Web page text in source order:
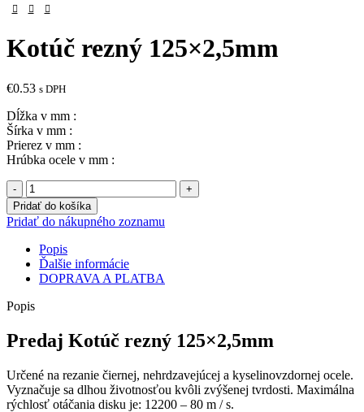
Kotúč rezný 125×2,5mm
€0.53 s DPH
Dĺžka v mm :
Šírka v mm :
Prierez v mm :
Hrúbka ocele v mm :
množstvo
Kotúč
rezný
125x2,5mm
Pridať do košíka
Pridať do nákupného zoznamu
Popis
Ďalšie informácie
DOPRAVA A PLATBA
Popis
Predaj Kotúč rezný 125×2,5mm
Určené na rezanie čiernej, nehrdzavejúcej a kyselinovzdornej ocele.
Vyznačuje sa dlhou životnosťou kvôli zvýšenej tvrdosti. Maximálna
rýchlosť otáčania disku je: 12200 – 80 m / s.